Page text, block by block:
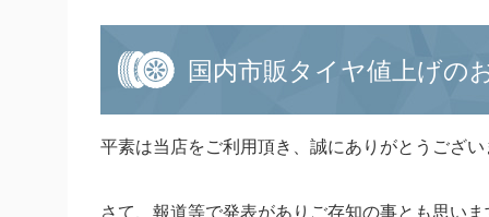
国内市販タイヤ値上げの
平素は当店をご利用頂き、誠にありがとうござい
さて、報道等で発表がありご存知の事とも思い